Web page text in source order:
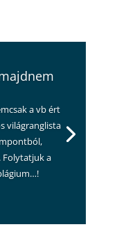
a vb ért
világranglista
Folytatjuk a